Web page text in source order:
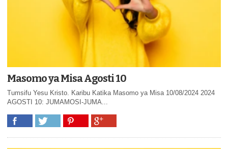
Masomo ya Misa Agosti 10
Tumsifu Yesu Kristo. Karibu Katika Masomo ya Misa 10/08/2024 2024
AGOSTI 10: JUMAMOSI-JUMA...